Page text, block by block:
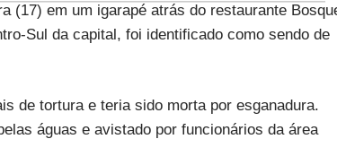
(17) em um igarapé atrás do restaurante
Sul da capital, foi identificado como sendo de
de tortura e teria sido morta por esganadura.
águas e avistado por funcionários da área